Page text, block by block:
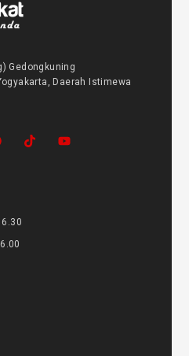
Gedongkuning
Daerah Istimewa